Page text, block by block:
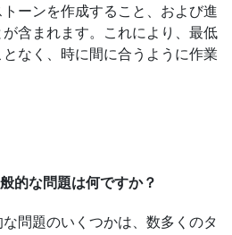
ーンを作成すること、および進
含まれます。これにより、最低
なく、時に間に合うように作業
的な問題は何ですか？
問題のいくつかは、数多くのタ